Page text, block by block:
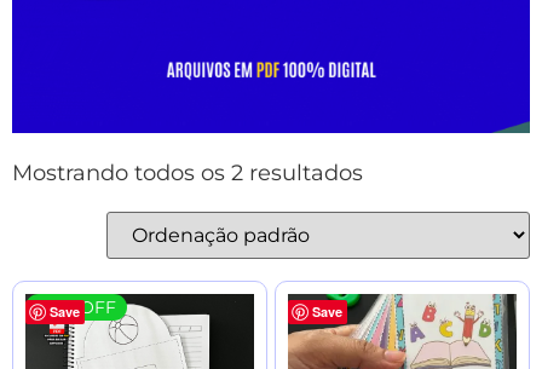
Mostrando todos os 2 resultados
Save
29 % OFF Save